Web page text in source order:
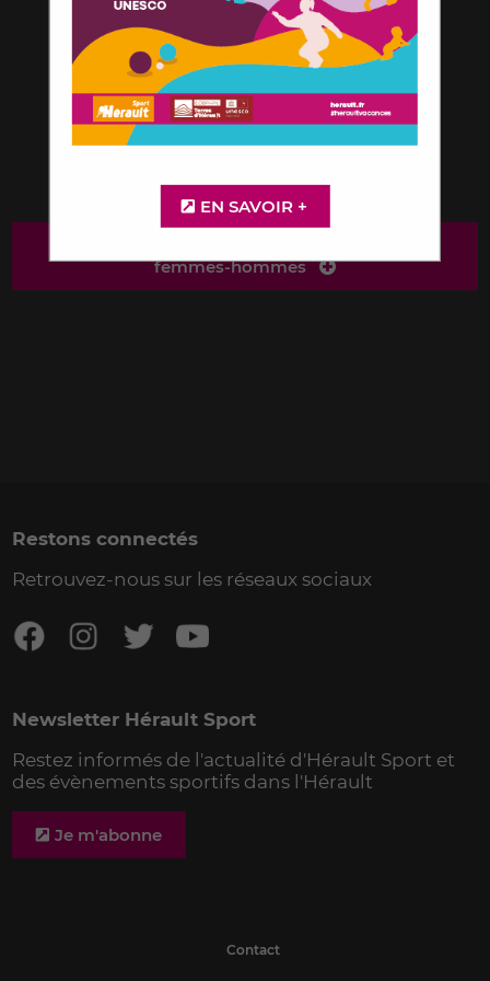
EN SAVOIR +
66 esplanade de l'Egalité
BP 7250
34 086 Montpellier Cedex 4
04 67 67 38 00
Carte google map
femmes-hommes
Restons connectés
Retrouvez-nous sur les réseaux sociaux
Newsletter Hérault Sport
Restez informés de l'actualité d'Hérault Sport et
des évènements sportifs dans l'Hérault
Je m'abonne
Contact